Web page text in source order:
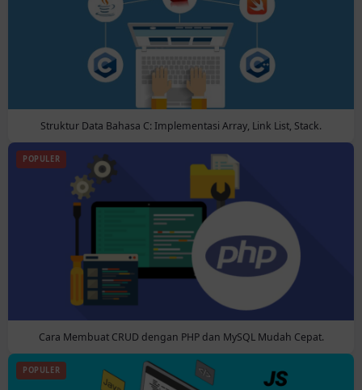
Struktur Data Bahasa C: Implementasi Array, Link List, Stack.
POPULER
Cara Membuat CRUD dengan PHP dan MySQL Mudah Cepat.
POPULER